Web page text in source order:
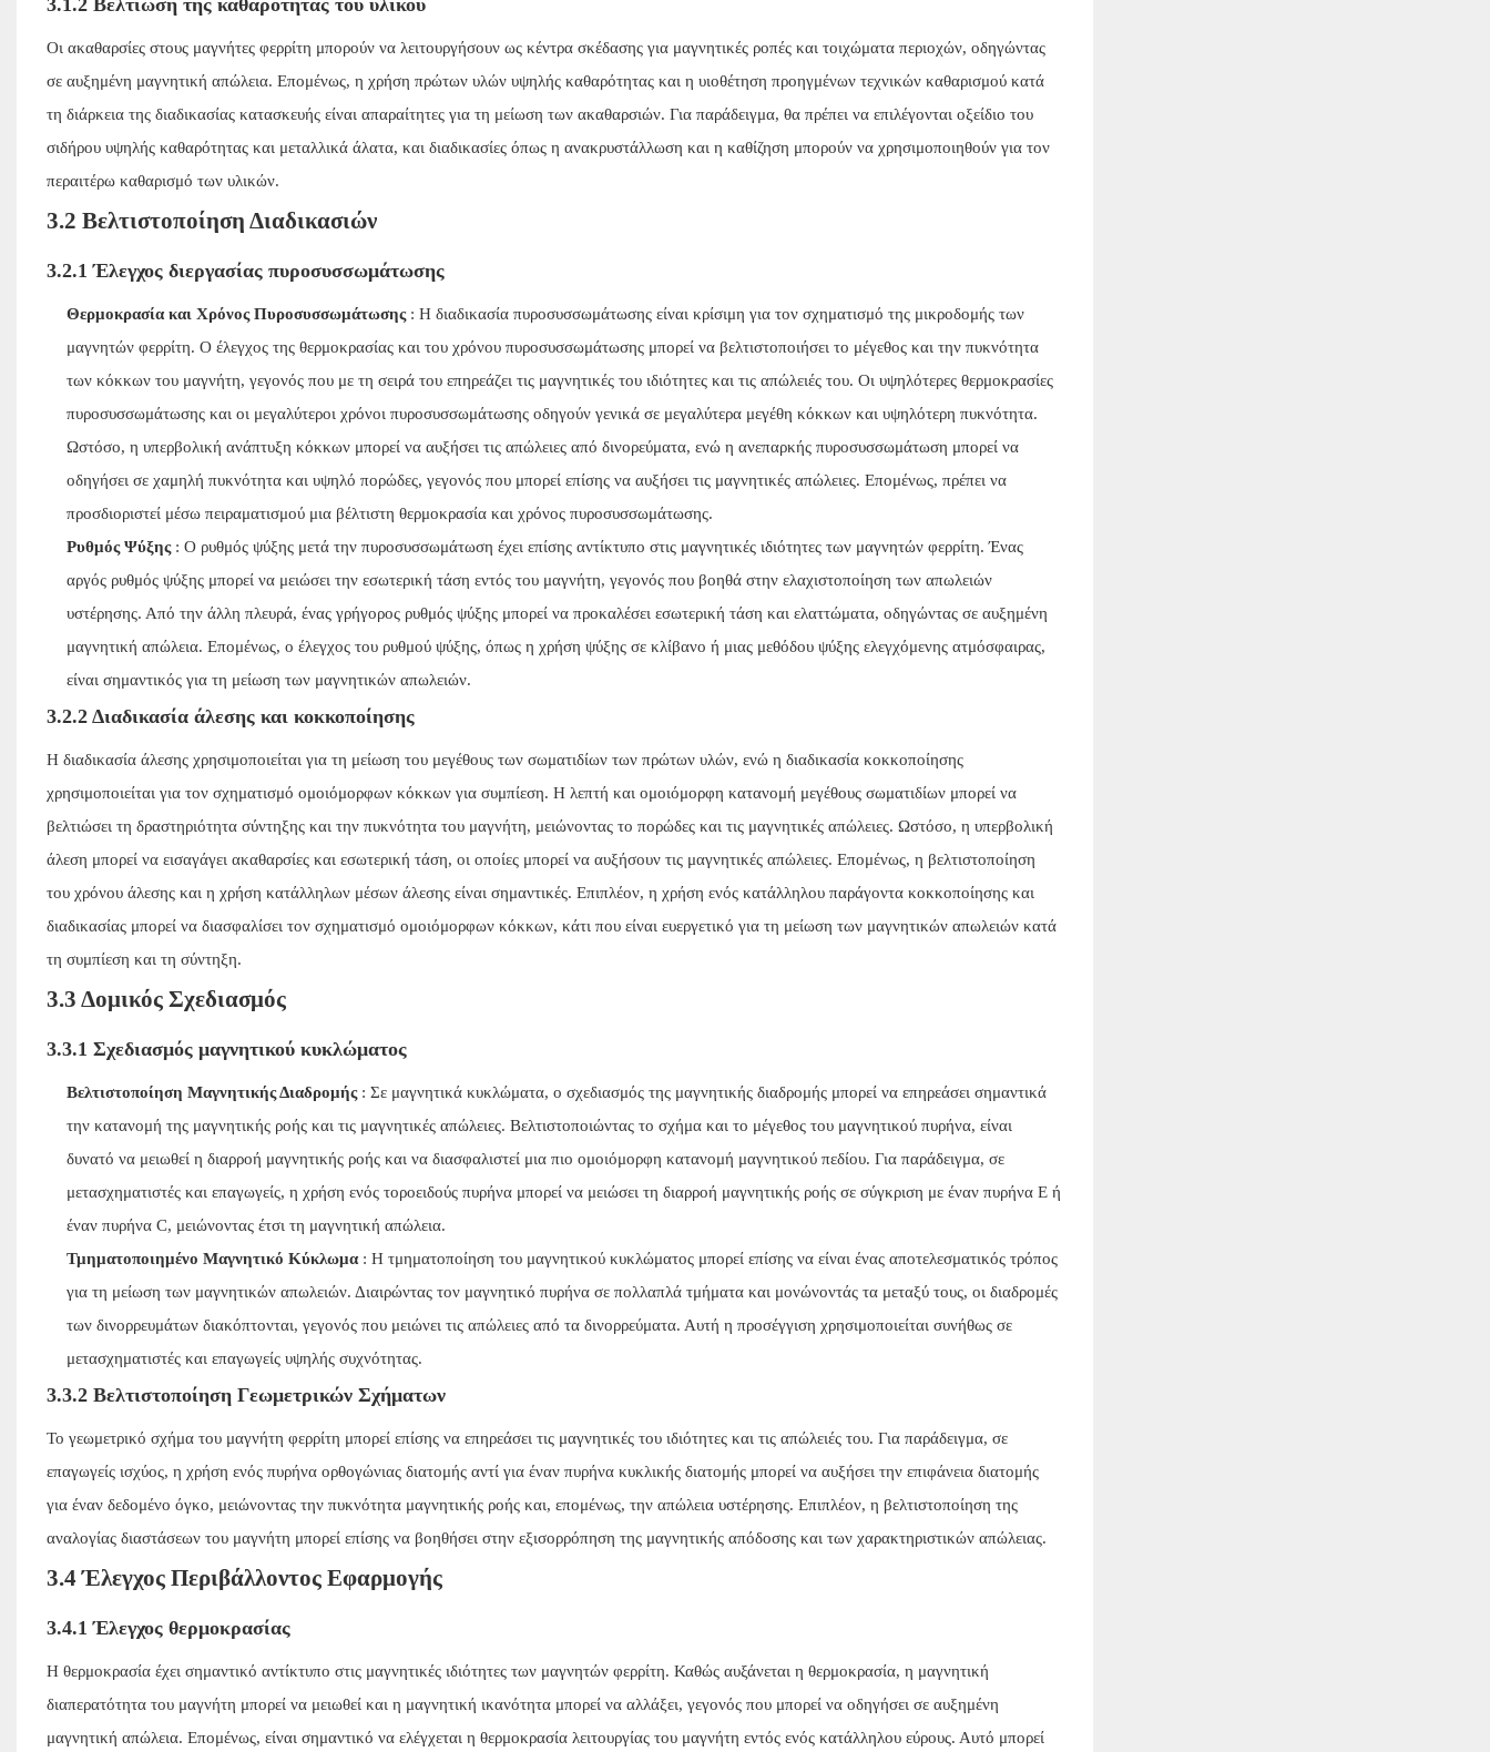
Οι ακαθαρσίες στους μαγνήτες φερρίτη μπορούν να λειτουργήσουν ως κέντρα σκέδασης για μαγνητικές ροπές και τοιχώματα περιοχών, οδηγώντας
σε αυξημένη μαγνητική απώλεια. Επομένως, η χρήση πρώτων υλών υψηλής καθαρότητας και η υιοθέτηση προηγμένων τεχνικών καθαρισμού κατά
τη διάρκεια της διαδικασίας κατασκευής είναι απαραίτητες για τη μείωση των ακαθαρσιών. Για παράδειγμα, θα πρέπει να επιλέγονται οξείδιο του
σιδήρου υψηλής καθαρότητας και μεταλλικά άλατα, και διαδικασίες όπως η ανακρυστάλλωση και η καθίζηση μπορούν να χρησιμοποιηθούν για τον
περαιτέρω καθαρισμό των υλικών.
3.2 Βελτιστοποίηση Διαδικασιών
3.2.1 Έλεγχος διεργασίας πυροσυσσωμάτωσης
Θερμοκρασία και Χρόνος Πυροσυσσωμάτωσης: Η διαδικασία πυροσυσσωμάτωσης είναι κρίσιμη για τον σχηματισμό της μικροδομής των
μαγνητών φερρίτη. Ο έλεγχος της θερμοκρασίας και του χρόνου πυροσυσσωμάτωσης μπορεί να βελτιστοποιήσει το μέγεθος και την πυκνότητα
των κόκκων του μαγνήτη, γεγονός που με τη σειρά του επηρεάζει τις μαγνητικές του ιδιότητες και τις απώλειές του. Οι υψηλότερες θερμοκρασίες
πυροσυσσωμάτωσης και οι μεγαλύτεροι χρόνοι πυροσυσσωμάτωσης οδηγούν γενικά σε μεγαλύτερα μεγέθη κόκκων και υψηλότερη πυκνότητα.
Ωστόσο, η υπερβολική ανάπτυξη κόκκων μπορεί να αυξήσει τις απώλειες από δινορεύματα, ενώ η ανεπαρκής πυροσυσσωμάτωση μπορεί να
οδηγήσει σε χαμηλή πυκνότητα και υψηλό πορώδες, γεγονός που μπορεί επίσης να αυξήσει τις μαγνητικές απώλειες. Επομένως, πρέπει να
προσδιοριστεί μέσω πειραματισμού μια βέλτιστη θερμοκρασία και χρόνος πυροσυσσωμάτωσης.
Ρυθμός Ψύξης: Ο ρυθμός ψύξης μετά την πυροσυσσωμάτωση έχει επίσης αντίκτυπο στις μαγνητικές ιδιότητες των μαγνητών φερρίτη. Ένας
αργός ρυθμός ψύξης μπορεί να μειώσει την εσωτερική τάση εντός του μαγνήτη, γεγονός που βοηθά στην ελαχιστοποίηση των απωλειών
υστέρησης. Από την άλλη πλευρά, ένας γρήγορος ρυθμός ψύξης μπορεί να προκαλέσει εσωτερική τάση και ελαττώματα, οδηγώντας σε αυξημένη
μαγνητική απώλεια. Επομένως, ο έλεγχος του ρυθμού ψύξης, όπως η χρήση ψύξης σε κλίβανο ή μιας μεθόδου ψύξης ελεγχόμενης ατμόσφαιρας,
είναι σημαντικός για τη μείωση των μαγνητικών απωλειών.
3.2.2 Διαδικασία άλεσης και κοκκοποίησης
Η διαδικασία άλεσης χρησιμοποιείται για τη μείωση του μεγέθους των σωματιδίων των πρώτων υλών, ενώ η διαδικασία κοκκοποίησης
χρησιμοποιείται για τον σχηματισμό ομοιόμορφων κόκκων για συμπίεση. Η λεπτή και ομοιόμορφη κατανομή μεγέθους σωματιδίων μπορεί να
βελτιώσει τη δραστηριότητα σύντηξης και την πυκνότητα του μαγνήτη, μειώνοντας το πορώδες και τις μαγνητικές απώλειες. Ωστόσο, η υπερβολική
άλεση μπορεί να εισαγάγει ακαθαρσίες και εσωτερική τάση, οι οποίες μπορεί να αυξήσουν τις μαγνητικές απώλειες. Επομένως, η βελτιστοποίηση
του χρόνου άλεσης και η χρήση κατάλληλων μέσων άλεσης είναι σημαντικές. Επιπλέον, η χρήση ενός κατάλληλου παράγοντα κοκκοποίησης και
διαδικασίας μπορεί να διασφαλίσει τον σχηματισμό ομοιόμορφων κόκκων, κάτι που είναι ευεργετικό για τη μείωση των μαγνητικών απωλειών κατά
τη συμπίεση και τη σύντηξη.
3.3 Δομικός Σχεδιασμός
3.3.1 Σχεδιασμός μαγνητικού κυκλώματος
Βελτιστοποίηση Μαγνητικής Διαδρομής: Σε μαγνητικά κυκλώματα, ο σχεδιασμός της μαγνητικής διαδρομής μπορεί να επηρεάσει σημαντικά
την κατανομή της μαγνητικής ροής και τις μαγνητικές απώλειες. Βελτιστοποιώντας το σχήμα και το μέγεθος του μαγνητικού πυρήνα, είναι
δυνατό να μειωθεί η διαρροή μαγνητικής ροής και να διασφαλιστεί μια πιο ομοιόμορφη κατανομή μαγνητικού πεδίου. Για παράδειγμα, σε
μετασχηματιστές και επαγωγείς, η χρήση ενός τοροειδούς πυρήνα μπορεί να μειώσει τη διαρροή μαγνητικής ροής σε σύγκριση με έναν πυρήνα E ή
έναν πυρήνα C, μειώνοντας έτσι τη μαγνητική απώλεια.
Τμηματοποιημένο Μαγνητικό Κύκλωμα: Η τμηματοποίηση του μαγνητικού κυκλώματος μπορεί επίσης να είναι ένας αποτελεσματικός τρόπος
για τη μείωση των μαγνητικών απωλειών. Διαιρώντας τον μαγνητικό πυρήνα σε πολλαπλά τμήματα και μονώνοντάς τα μεταξύ τους, οι διαδρομές
των δινορρευμάτων διακόπτονται, γεγονός που μειώνει τις απώλειες από τα δινορρεύματα. Αυτή η προσέγγιση χρησιμοποιείται συνήθως σε
μετασχηματιστές και επαγωγείς υψηλής συχνότητας.
3.3.2 Βελτιστοποίηση Γεωμετρικών Σχήματων
Το γεωμετρικό σχήμα του μαγνήτη φερρίτη μπορεί επίσης να επηρεάσει τις μαγνητικές του ιδιότητες και τις απώλειές του. Για παράδειγμα, σε
επαγωγείς ισχύος, η χρήση ενός πυρήνα ορθογώνιας διατομής αντί για έναν πυρήνα κυκλικής διατομής μπορεί να αυξήσει την επιφάνεια διατομής
για έναν δεδομένο όγκο, μειώνοντας την πυκνότητα μαγνητικής ροής και, επομένως, την απώλεια υστέρησης. Επιπλέον, η βελτιστοποίηση της
αναλογίας διαστάσεων του μαγνήτη μπορεί επίσης να βοηθήσει στην εξισορρόπηση της μαγνητικής απόδοσης και των χαρακτηριστικών απώλειας.
3.4 Έλεγχος Περιβάλλοντος Εφαρμογής
3.4.1 Έλεγχος θερμοκρασίας
Η θερμοκρασία έχει σημαντικό αντίκτυπο στις μαγνητικές ιδιότητες των μαγνητών φερρίτη. Καθώς αυξάνεται η θερμοκρασία, η μαγνητική
διαπερατότητα του μαγνήτη μπορεί να μειωθεί και η μαγνητική ικανότητα μπορεί να αλλάξει, γεγονός που μπορεί να οδηγήσει σε αυξημένη
μαγνητική απώλεια. Επομένως, είναι σημαντικό να ελέγχεται η θερμοκρασία λειτουργίας του μαγνήτη εντός ενός κατάλληλου εύρους. Αυτό μπορεί